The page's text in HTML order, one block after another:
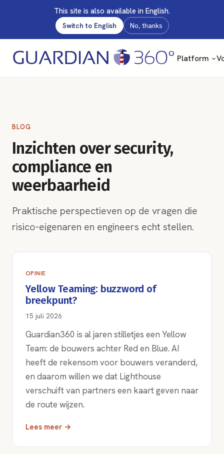
This site is also available in English.
Switch to English No, thanks
Platform
BLOG
Inzichten over security,
compliance en
weerbaarheid
Praktische perspectieven op de vragen die
risico-eigenaren en engineers echt stellen.
OPINIE
Yellow Teaming: buzzword of
breekpunt?
15 juli 2026
Guardian360 is al jaren stilletjes een Yellow
Team: de bouwers achter Red en Blue. AI
heeft de rekensom voor bouwers veranderd,
en daarom willen we dat Lighthouse
verschuift van partners een kaart geven naar
de route wijzen.
Lees meer →